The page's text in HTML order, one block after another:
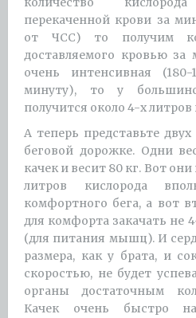
перекаченной крови за
от ЧСС) то получим
доставляемого кровью за
очень интенсивная
минуту), то у
получится около 4-х
А теперь представьте
беговой дорожке. Одни
качек и весит 80 кг. Вот
литров кислорода
комфортного бега, а вот
для комфорта закачать не
(для питания мышц). И
размера, как у брата, и
скоростью, не будет
органы достаточным
Качек очень быстро